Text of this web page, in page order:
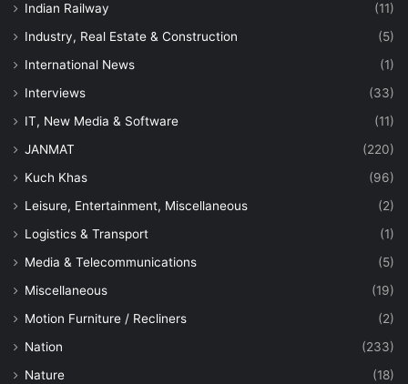
Indian Railway
(11)
Industry, Real Estate & Construction
(5)
International News
(1)
Interviews
(33)
IT, New Media & Software
(11)
JANMAT
(220)
Kuch Khas
(96)
Leisure, Entertainment, Miscellaneous
(2)
Logistics & Transport
(1)
Media & Telecommunications
(5)
Miscellaneous
(19)
Motion Furniture / Recliners
(2)
Nation
(233)
Nature
(18)